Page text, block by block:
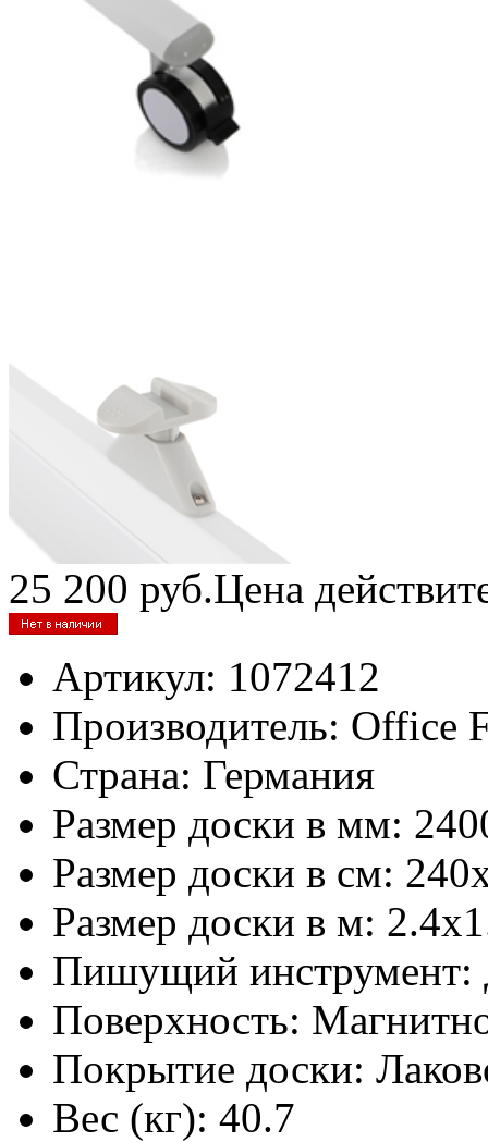
25 200 руб.Цена
Артикул: 1072412
Производитель: Office
Страна: Германия
Размер доски в мм:
Размер доски в см:
Размер доски в м:
Пишущий инструмент:
Поверхность:
Покрытие доски:
Вес (кг): 40.7